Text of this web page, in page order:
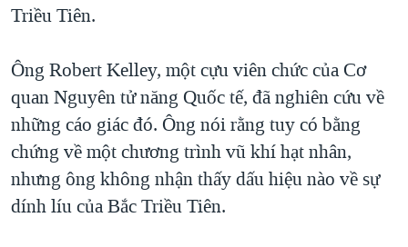
Triều Tiên.
Ông Robert Kelley, một cựu viên chức của Cơ
quan Nguyên tử năng Quốc tế, đã nghiên cứu về
những cáo giác đó. Ông nói rằng tuy có bằng
chứng về một chương trình vũ khí hạt nhân,
nhưng ông không nhận thấy dấu hiệu nào về sự
dính líu của Bắc Triều Tiên.